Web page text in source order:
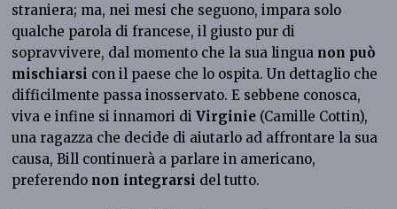
straniera; ma, nei mesi che seguono, impara solo
qualche parola di francese, il giusto pur di
sopravvivere, dal momento che la sua lingua non può
mischiarsi con il paese che lo ospita. Un dettaglio che
difficilmente passa inosservato. E sebbene conosca,
viva e infine si innamori diVirginie (Camille Cottin),
una ragazza che decide di aiutarlo ad affrontare la sua
causa, Bill continuerà a parlare in americano,
preferendo non integrarsi del tutto.